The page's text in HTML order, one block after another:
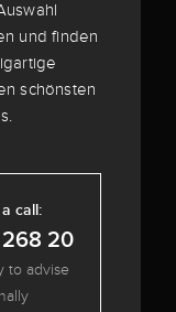
und finden
schönsten
call:
268 20
to advise